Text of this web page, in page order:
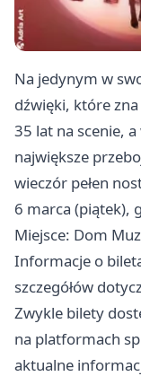
Na jedynym w
dźwięki, które
35 lat na scenie,
największe
wieczór pełen
6 marca (piątek),
Miejsce: Dom
Informacje o
szczegółów
Zwykle bilety
na platformach
aktualne